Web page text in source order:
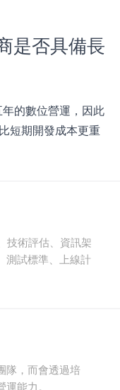
是否具備長
的數位營運，因此
短期開發成本更重
技術評估、資訊架
測試標準、上線計
隊，而會透過培
能力。